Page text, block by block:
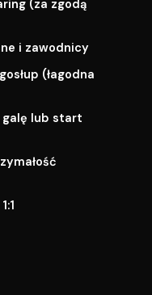
(za zgodą
i zawodnicy
(łagodna
galę lub start